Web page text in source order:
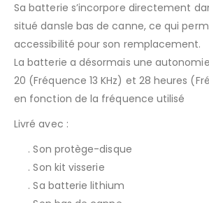
Sa batterie s’incorpore directement
situé dansle bas de canne, ce qui
accessibilité pour son remplacement.
La batterie a désormais une
20 (Fréquence 13 KHz) et 28 heures
en fonction de la fréquence utilisé
Livré avec :
. Son protège-disque
. Son kit visserie
. Sa batterie lithium